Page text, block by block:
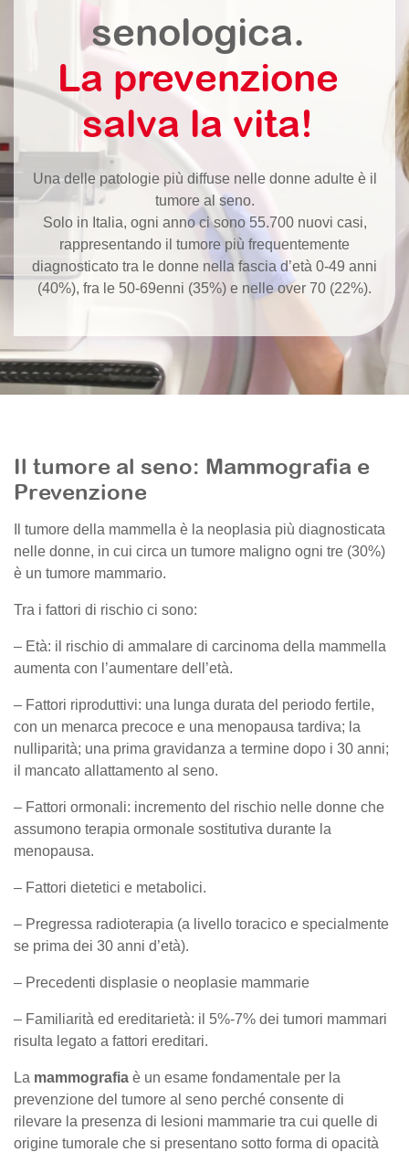
senologica.
La prevenzione
salva la vita!
Una delle patologie più diffuse nelle donne adulte è il
tumore al seno.
Solo in Italia, ogni anno ci sono 55.700 nuovi casi,
rappresentando il tumore più frequentemente
diagnosticato tra le donne nella fascia d’età 0-49 anni
(40%), fra le 50-69enni (35%) e nelle over 70 (22%).
Il tumore al seno: Mammografia e
Prevenzione
Il tumore della mammella è la neoplasia più diagnosticata
nelle donne, in cui circa un tumore maligno ogni tre (30%)
è un tumore mammario.
Tra i fattori di rischio ci sono:
– Età: il rischio di ammalare di carcinoma della mammella
aumenta con l’aumentare dell’età.
– Fattori riproduttivi: una lunga durata del periodo fertile,
con un menarca precoce e una menopausa tardiva; la
nulliparità; una prima gravidanza a termine dopo i 30 anni;
il mancato allattamento al seno.
– Fattori ormonali: incremento del rischio nelle donne che
assumono terapia ormonale sostitutiva durante la
menopausa.
– Fattori dietetici e metabolici.
– Pregressa radioterapia (a livello toracico e specialmente
se prima dei 30 anni d’età).
– Precedenti displasie o neoplasie mammarie
– Familiarità ed ereditarietà: il 5%-7% dei tumori mammari
risulta legato a fattori ereditari.
La mammografia è un esame fondamentale per la
prevenzione del tumore al seno perché consente di
rilevare la presenza di lesioni mammarie tra cui quelle di
origine tumorale che si presentano sotto forma di opacità